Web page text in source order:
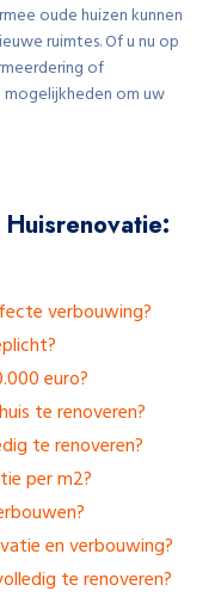
oude huizen kunnen
ruimtes. Of u nu op
of
om uw
verbouwing?
euro?
te renoveren?
te renoveren?
per m2?
en verbouwing?
te renoveren?